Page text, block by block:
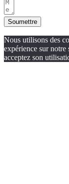
Soumettre
Nous utilisons des
expérience sur
acceptez son